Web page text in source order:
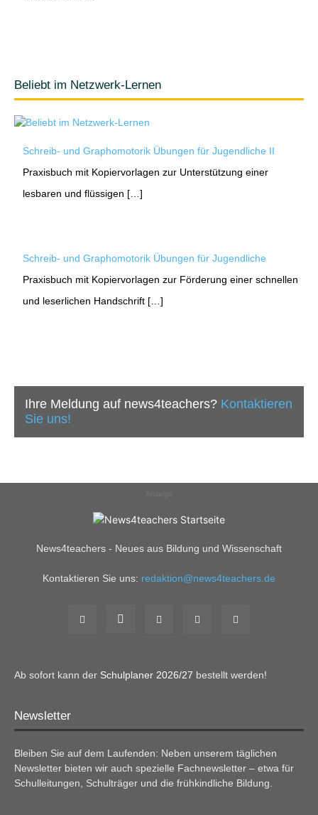
Beliebt im Netzwerk-Lernen
Schreib- und Graphomotorik Übungen für Jugendliche II
Praxisbuch mit Kopiervorlagen zur Unterstützung einer
lesbaren und flüssigen […]
Schreib- und Graphomotorik Übungen für Jugendliche
Praxisbuch mit Kopiervorlagen zur Förderung einer schnellen
und leserlichen Handschrift […]
Ihre Meldung auf news4teachers? Kontaktieren
Sie uns!
News4teachers - Neues aus Bildung und Wissenschaft
Kontaktieren Sie uns: redaktion@news4teachers.de
Ab sofort kann der Schulplaner 2026/27 bestellt werden!
Newsletter
Bleiben Sie auf dem Laufenden: Neben unserem täglichen
Newsletter bieten wir auch spezielle Fachnewsletter – etwa für
Schulleitungen, Schulträger und die frühkindliche Bildung.